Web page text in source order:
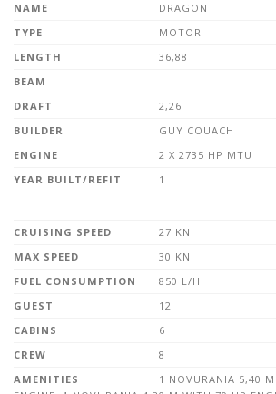
NAME
DRAGON
TYPE
MOTOR
LENGTH
36,88
BEAM
DRAFT
2,26
BUILDER
GUY COUACH
ENGINE
2 X 2735 HP MTU
YEAR BUILT/REFIT
1
CRUISING SPEED
27 KN
MAX SPEED
30 KN
FUEL CONSUMPTION
850 L/H
GUEST
12
CABINS
6
CREW
8
AMENITIES
1 NOVURANIA 5,40